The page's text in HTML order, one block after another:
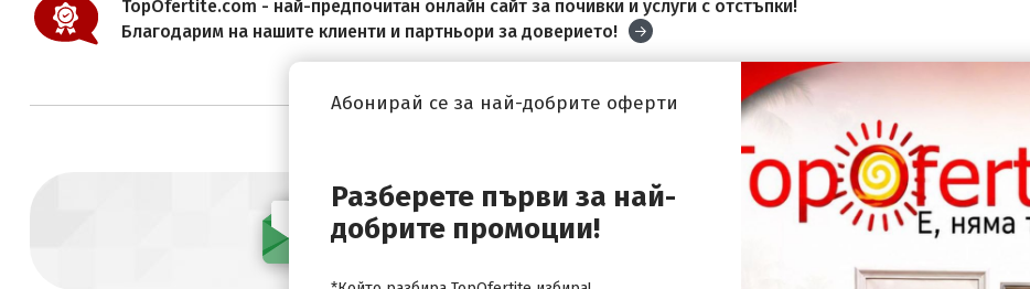
TopOfertite.com - най-предпочитан онлайн сайт за почивки и услуги с отстъпки!
Благодарим на нашите клиенти и партньори за доверието!
Абонирай се за най-добрите оферти
Абонирай се за най-добрите оферти
Разберете първи за най-
добрите промоции!